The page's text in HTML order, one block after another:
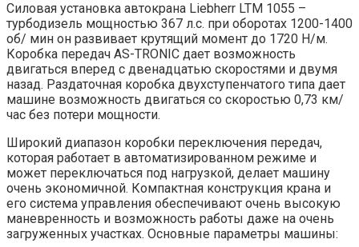
Силовая установка автокрана Liebherr LTM 1055 –
турбодизель мощностью 367 л.с. при оборотах 1200-1400
об/ мин он развивает крутящий момент до 1720 Н/м.
Коробка передач AS-TRONIC дает возможность
двигаться вперед с двенадцатью скоростями и двумя
назад. Раздаточная коробка двухступенчатого типа дает
машине возможность двигаться со скоростью 0,73 км/
час без потери мощности.
Широкий диапазон коробки переключения передач,
которая работает в автоматизированном режиме и
может переключаться под нагрузкой, делает машину
очень экономичной. Компактная конструкция крана и
его система управления обеспечивают очень высокую
маневренность и возможность работы даже на очень
загруженных участках. Основные параметры машины: